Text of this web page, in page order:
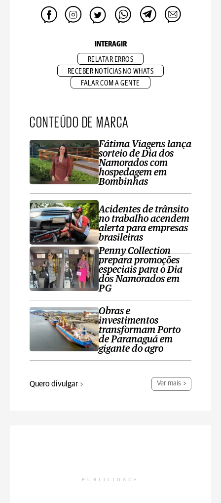
INTERAGIR
RELATAR ERROS
RECEBER NOTÍCIAS NO WHATS
FALAR COM A GENTE
CONTEÚDO DE MARCA
Fátima Viagens lança
sorteio de Dia dos
Namorados com
hospedagem em
Bombinhas
Acidentes de trânsito
no trabalho acendem
alerta para empresas
brasileiras
Penny Collection
prepara promoções
especiais para o Dia
dos Namorados em
PG
Obras e
investimentos
transformam Porto
de Paranaguá em
gigante do agro
Quero divulgar Ver mais
PUBLICIDADE